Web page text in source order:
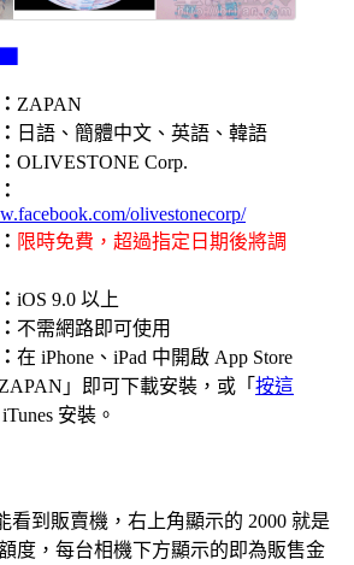
ZAPAN
日語、簡體中文、英語、韓語
OLIVESTONE Corp.
olivestonecorp/
限時免費，超過指定日期後將調
iOS 9.0 以上
不需網路即可使用
： 在 iPhone、iPad 中開啟 App Store
」即可下載安裝，或「 按這
安裝。
看到販賣機，右上角顯示的 2000 就是
度，每台相機下方顯示的即為販售金